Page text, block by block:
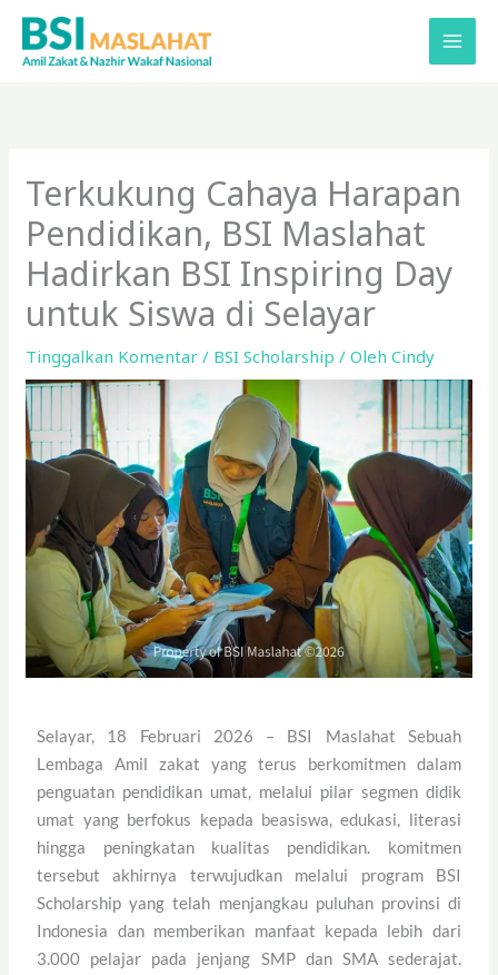
Lewati
konten
Terkukung Cahaya Harapan
Pendidikan, BSI Maslahat
Hadirkan BSI Inspiring Day
untuk Siswa di Selayar
Tinggalkan Komentar / BSI Scholarship / OlehCindy
Selayar, 18 Februari 2026 – BSI Maslahat Sebuah
Lembaga Amil zakat yang terus berkomitmen dalam
penguatan pendidikan umat, melalui pilar segmen didik
umat yang berfokus kepada beasiswa, edukasi, literasi
hingga peningkatan kualitas pendidikan. komitmen
tersebut akhirnya terwujudkan melalui program BSI
Scholarship yang telah menjangkau puluhan provinsi di
Indonesia dan memberikan manfaat kepada lebih dari
3.000 pelajar pada jenjang SMP dan SMA sederajat.